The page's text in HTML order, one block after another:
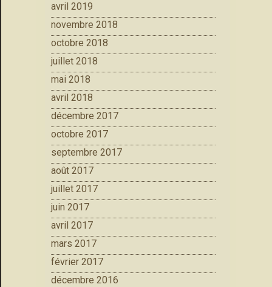
avril 2019
novembre 2018
octobre 2018
juillet 2018
mai 2018
avril 2018
décembre 2017
octobre 2017
septembre 2017
août 2017
juillet 2017
juin 2017
avril 2017
mars 2017
février 2017
décembre 2016